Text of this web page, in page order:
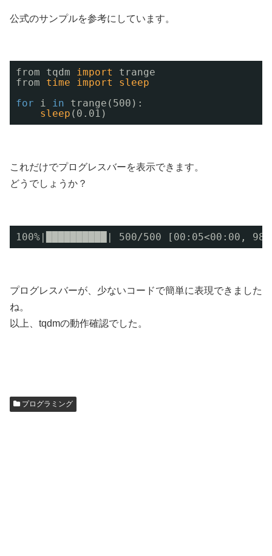
公式のサンプルを参考にしています。
from tqdm import
trange
from time import
sleep
for
i in
trange(500):
sleep (0.01)
これだけでプログレスバーを表示できます。
どうでしょうか？
100%|██████████| 500/500 [00:05<00:00,
プログレスバーが、少ないコードで簡単に表現できました
ね。
以上、tqdmの動作確認でした。
プログラミング